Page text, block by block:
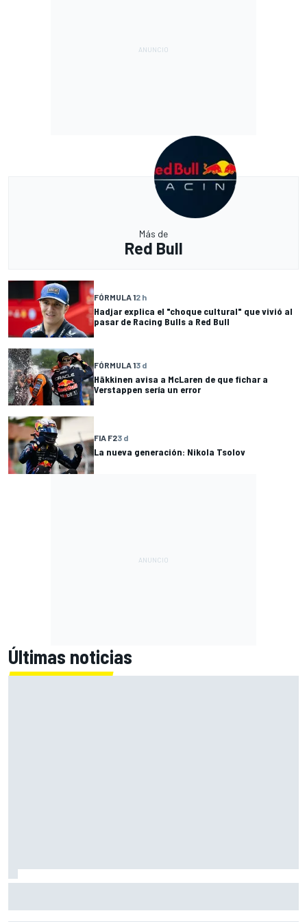
Más de
Red Bull
FÓRMULA 12 h
Hadjar explica el "choque cultural" que vivió al
pasar de Racing Bulls a Red Bull
FÓRMULA 13 d
Häkkinen avisa a McLaren de que fichar a
Verstappen sería un error
FIA F23 d
La nueva generación: Nikola Tsolov
Últimas noticias